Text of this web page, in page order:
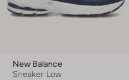
New Balance
Sneaker Low